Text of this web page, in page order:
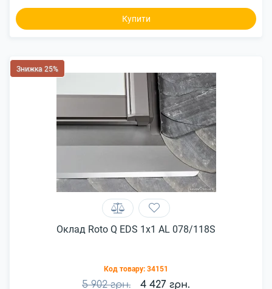
Купити
Знижка 25%
Оклад Roto Q EDS 1x1 AL 078/118S
Код товару: 34151
5 902 грн. 4 427 грн.